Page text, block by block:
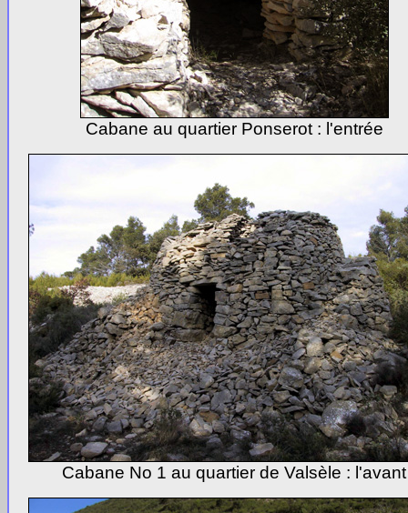
Cabane au quartier Ponserot : l'entrée
Cabane No 1 au quartier de Valsèle : l'avant